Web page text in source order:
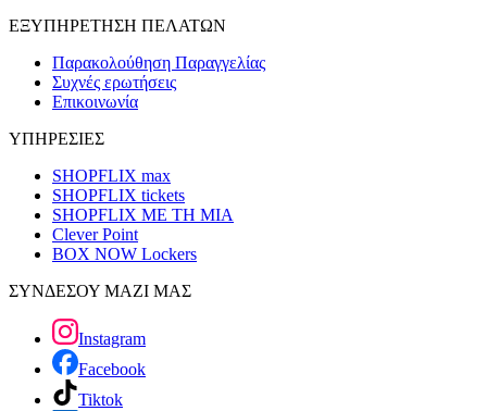
ΕΞΥΠΗΡΕΤΗΣΗ ΠΕΛΑΤΩΝ
Παρακολούθηση Παραγγελίας
Συχνές ερωτήσεις
Επικοινωνία
ΥΠΗΡΕΣΙΕΣ
SHOPFLIX max
SHOPFLIX tickets
SHOPFLIX ΜΕ ΤΗ ΜΙΑ
Clever Point
BOX NOW Lockers
ΣΥΝΔΕΣΟΥ ΜΑΖΙ ΜΑΣ
Instagram
Facebook
Tiktok